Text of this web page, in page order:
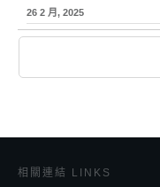
26 2 月, 2025
相關連結 LINKS